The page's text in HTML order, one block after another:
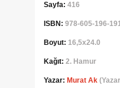
Sayfa: 416
ISBN: 978-605-196-
Boyut: 16,5x24.0
Kağıt: 2. Hamur
Yazar: Murat Ak